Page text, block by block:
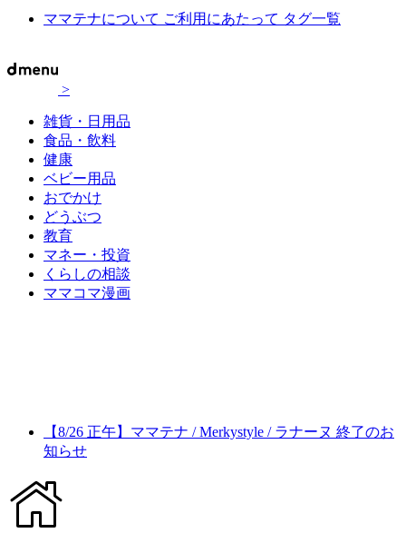
ママテナについて ご利用にあたって タグ一覧
>
雑貨・日用品
食品・飲料
健康
ベビー用品
おでかけ
どうぶつ
教育
マネー・投資
くらしの相談
ママコマ漫画
【8/26 正午】ママテナ / Merkystyle / ラナーヌ 終了のお
知らせ